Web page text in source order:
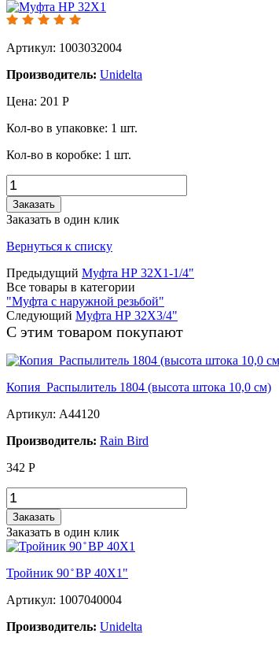
Артикул: 1003032004
Производитель: Unidelta
Цена: 201 Р
Кол-во в упаковке: 1 шт.
Кол-во в коробке: 1 шт.
Заказать
Заказать в один клик
Вернуться к списку
Предыдущий Муфта НР 32Х1-1/4"
Все товары в категории
"Муфта с наружной резьбой"
Следующий Муфта НР 32Х3/4"
С этим товаром покупают
Копия_Распылитель 1804 (высота штока 10,0 см)
Артикул: A44120
Производитель: Rain Bird
342 Р
Заказать
Заказать в один клик
Тройник 90 ̊ ВР 40X1"
Артикул: 1007040004
Производитель: Unidelta